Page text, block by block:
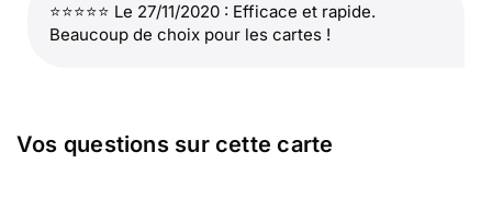
⭐⭐⭐⭐⭐ Le 27/11/2020 : Efficace et rapide.
Beaucoup de choix pour les cartes !
Vos questions sur cette carte